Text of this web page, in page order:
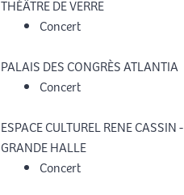
THÉÂTRE DE VERRE
Concert
PALAIS DES CONGRÈS ATLANTIA
Concert
ESPACE CULTUREL RENE CASSIN -
GRANDE HALLE
Concert